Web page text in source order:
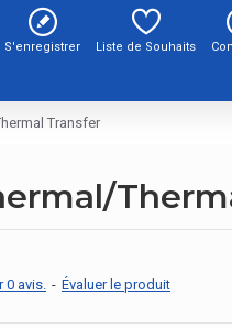
S'enregistrer Liste de Souhaits
Transfer
0 avis. - Évaluer le produit